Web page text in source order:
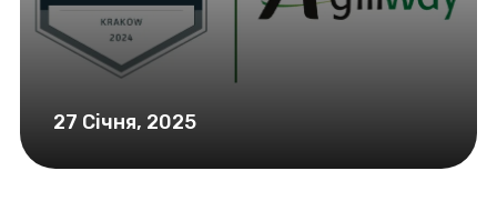
27 Січня, 2025